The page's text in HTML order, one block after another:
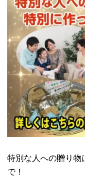
特別な人への贈り物
で！